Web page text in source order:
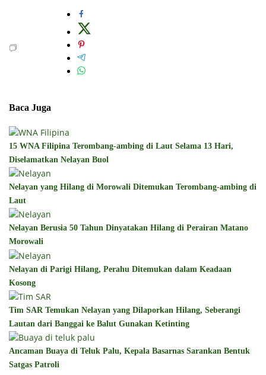
Baca Juga
15 WNA Filipina Terombang-ambing di Laut Selama 13 Hari,
Diselamatkan Nelayan Buol
Nelayan yang Hilang di Morowali Ditemukan Terombang-ambing di
Laut
Nelayan Berusia 50 Tahun Dinyatakan Hilang di Perairan Matano
Morowali
Nelayan di Parigi Hilang, Perahu Ditemukan dalam Keadaan
Kosong
Tim SAR Temukan Nelayan yang Dilaporkan Hilang, Seberangi
Lautan dari Banggai ke Balut Gunakan Ketinting
Ancaman Buaya di Teluk Palu, Kepala Basarnas Sarankan Bentuk
Satgas Patroli